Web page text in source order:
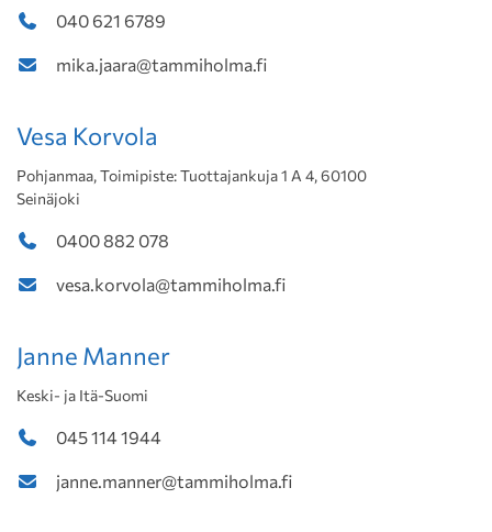
040 621 6789
mika.jaara@tammiholma.fi
Vesa Korvola
Pohjanmaa, Toimipiste: Tuottajankuja 1 A 4, 60100
Seinäjoki
0400 882 078
vesa.korvola@tammiholma.fi
Janne Manner
Keski- ja Itä-Suomi
045 114 1944
janne.manner@tammiholma.fi